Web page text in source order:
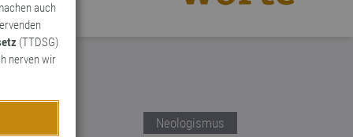
auch
(TTDSG)
nerven wir
Neologismus